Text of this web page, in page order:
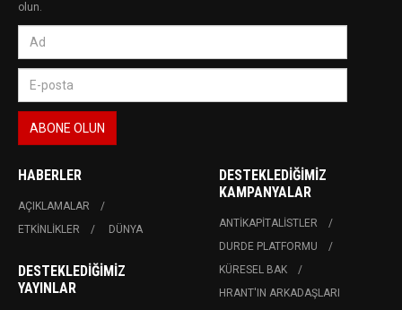
olun.
HABERLER
AÇIKLAMALAR
ETKINLIKLER
DÜNYA
DESTEKLEDIĞIMIZ
YAYINLAR
DESTEKLEDIĞIMIZ
KAMPANYALAR
ANTIKAPITALISTLER
DURDE PLATFORMU
KÜRESEL BAK
HRANT'IN ARKADAŞLARI